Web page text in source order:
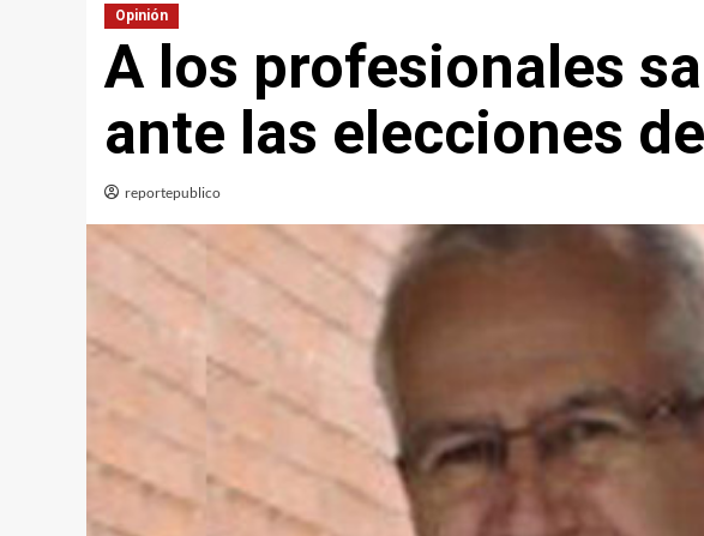
Opinión
A los profesionales
ante las elecciones
reportepublico